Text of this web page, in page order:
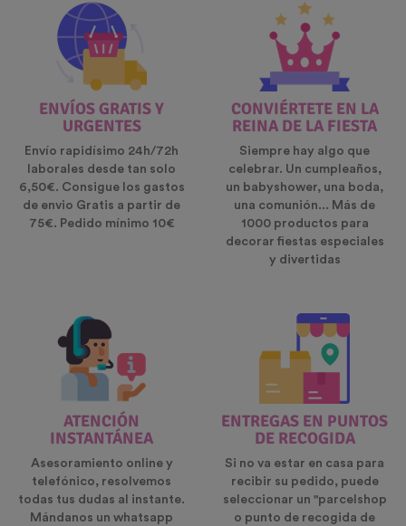
ENVÍOS GRATIS Y
URGENTES
Envío rapidísimo 24h/72h
laborales desde tan solo
6,50€. Consigue los gastos
de envio Gratis a partir de
75€. Pedido mínimo 10€
CONVIÉRTETE EN LA
REINA DE LA FIESTA
Siempre hay algo que
celebrar. Un cumpleaños,
un babyshower, una boda,
una comunión... Más de
1000 productos para
decorar fiestas especiales
y divertidas
ATENCIÓN
INSTANTÁNEA
Asesoramiento online y
telefónico, resolvemos
todas tus dudas al instante.
Mándanos un whatsapp
ENTREGAS EN PUNTOS
DE RECOGIDA
Si no va estar en casa para
recibir su pedido, puede
seleccionar un "parcelshop
o punto de recogida de